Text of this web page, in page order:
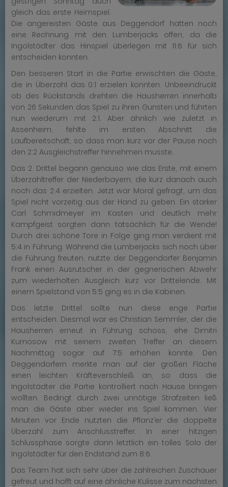
gleich das erste Heimspiel.
Die angereisten Gäste aus Deggendorf hatten noch
eine Rechnung mit den Lumberjacks offen, da die
Ingolstädter das Hinspiel überlegen mit 11:6 für sich
entscheiden konnten.
Den besseren Start in die Partie erwischten die Gäste,
die in Überzahl das 0:1 erzielen konnten. Unbeeindruckt
ob des Rückstands drehten die Hausherren innerhalb
von 26 Sekunden das Spiel zu ihren Gunsten und führten
nun wiederum mit 2:1. Aber ähnlich wie zuletzt in
Assenheim, fehlte im ersten Abschnitt die
Laufbereitschaft, so dass man kurz vor der Pause noch
den 2:2 Ausgleichstreffer hinnehmen musste.
Das 2. Drittel begann genauso wie das Erste, mit einem
Überzahltreffer der Niederbayern, die kurz danach auch
noch das 2:4 erzielten. Jetzt war Moral gefragt, um das
Spiel nicht vorzeitig aus der Hand zu geben. Ein starker
Carl Schmidmeyer im Kasten und deutlich mehr
Kampfgeist sorgten dann tatsächlich für die Wende!
Durch drei schöne Tore in Folge ging man verdient mit
5:4 in Führung. Während die Lumberjacks sich noch über
die Führung freuten, nutzte der Deggendorfer Benjamin
Frank einen Ausrutscher in der gegnerischen Abwehr
zum wiederholten Ausgleich kurz vor Drittelende. Mit
einem Spielstand von 5:5 ging es in die Kabinen.
Das letzte Drittel sollte nun diese enge Partie
entscheiden. Diesmal war es Christian Semmler, der die
Hausherren erneut in Führung schoss, ehe Dimitri
Kurnosow mit seinem zweiten Treffer an diesem
Nachmittag sogar auf 7:5 erhöhen konnte. Den
Deggendorfern merkte man auf der großen Fläche
einen leichten Kräfteverschleiß an, so dass die
Ingolstädter die Partie kontrolliert nach Hause bringen
wollten. Bedingt durch zwei unnötige Strafzeiten ließ
man die Gäste aber wieder ins Spiel kommen. Vier
Minuten vor Ende nutzten die Pflanz’er die doppelte
Überzahl zum Anschlusstreffer. In einer hitzigen
Schlussphase sorgte dann letztlich ein tolles Solo der
Ingolstädter für den Endstand zum 8:6.
Das Team hat sich sehr über die zahlreichen Zuschauer
gefreut und hofft auf eine ähnliche Kulisse zum nächsten